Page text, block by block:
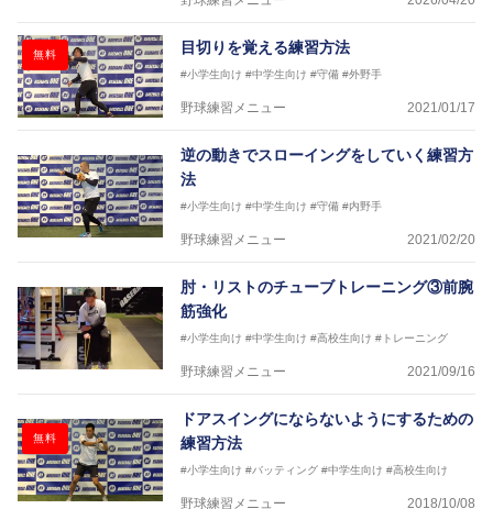
無料 目切りを覚える練習方法
#小学生向け #中学生向け #守備 #外野手
野球練習メニュー 2021/01/17
逆の動きでスローイングをしていく練習方
法
#小学生向け #中学生向け #守備 #内野手
野球練習メニュー 2021/02/20
肘・リストのチューブトレーニング③前腕
筋強化
#小学生向け #中学生向け #高校生向け #トレーニング
野球練習メニュー 2021/09/16
無料
ドアスイングにならないようにするための
練習方法
#小学生向け #バッティング #中学生向け #高校生向け
野球練習メニュー 2018/10/08